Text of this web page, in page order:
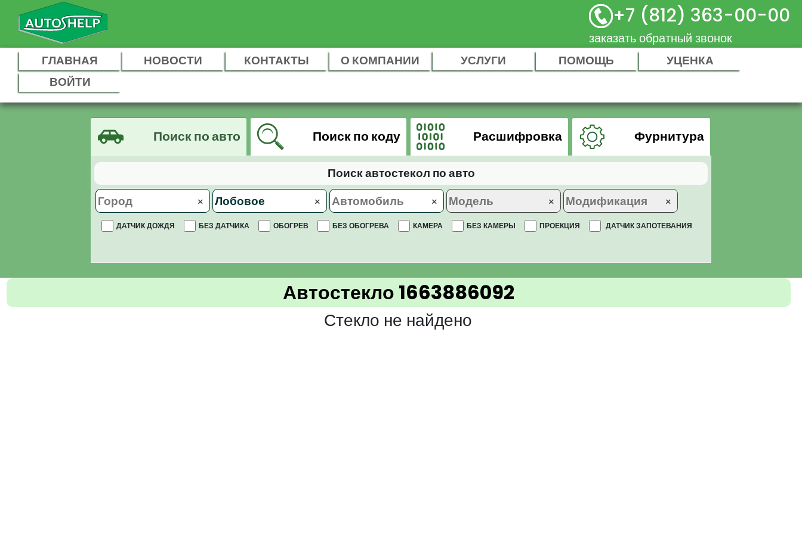
+7 (812) 363-00-00
заказать обратный звонок
ГЛАВНАЯ НОВОСТИ КОНТАКТЫ О КОМПАНИИ УСЛУГИ ПОМОЩЬ
УЦЕНКА
ВОЙТИ
Поиск по авто Поиск по коду Расшифровка Фурнитура
Поиск автостекол по авто
× × × × ×
ДАТЧИК ДОЖДЯ БЕЗ ДАТЧИКА ОБОГРЕВ БЕЗ ОБОГРЕВА КАМЕРА БЕЗ КАМЕРЫ ПРОЕКЦИЯ ДАТЧИК ЗАПОТЕВАНИЯ
Автостекло 1663886092
Стекло не найдено